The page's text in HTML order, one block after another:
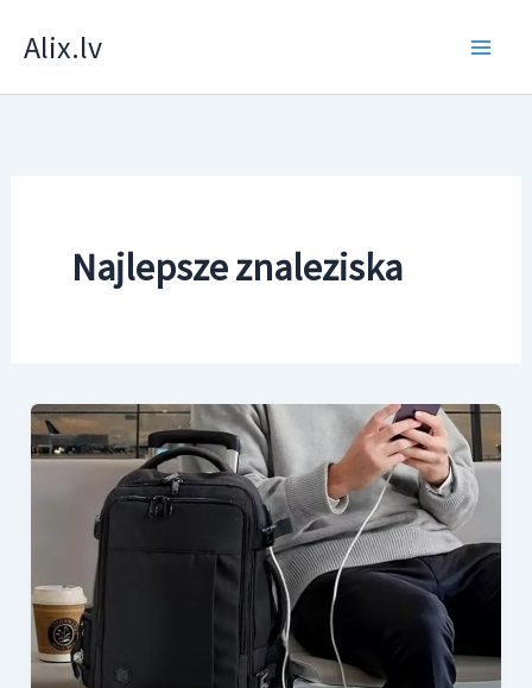
Alix.lv
Najlepsze znaleziska